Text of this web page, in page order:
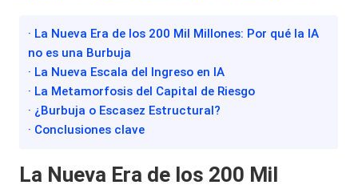
· La Nueva Era de los 200 Mil Millones: Por qué la IA
no es una Burbuja
· La Nueva Escala del Ingreso en IA
· La Metamorfosis del Capital de Riesgo
· ¿Burbuja o Escasez Estructural?
· Conclusiones clave
La Nueva Era de los 200 Mil